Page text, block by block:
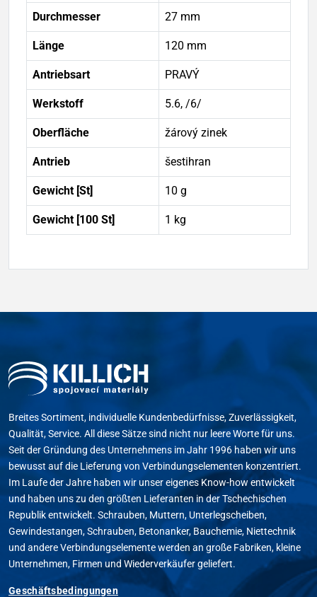
Durchmesser 27 mm
Länge 120 mm
Antriebsart PRAVÝ
Werkstoff 5.6, /6/
Oberfläche žárový zinek
Antrieb šestihran
Gewicht [St] 10 g
Gewicht [100 St] 1 kg
Breites Sortiment, individuelle Kundenbedürfnisse, Zuverlässigkeit,
Qualität, Service. All diese Sätze sind nicht nur leere Worte für uns.
Seit der Gründung des Unternehmens im Jahr 1996 haben wir uns
bewusst auf die Lieferung von Verbindungselementen konzentriert.
Im Laufe der Jahre haben wir unser eigenes Know-how entwickelt
und haben uns zu den größten Lieferanten in der Tschechischen
Republik entwickelt. Schrauben, Muttern, Unterlegscheiben,
Gewindestangen, Schrauben, Betonanker, Bauchemie, Niettechnik
und andere Verbindungselemente werden an große Fabriken, kleine
Unternehmen, Firmen und Wiederverkäufer geliefert.
Geschäftsbedingungen